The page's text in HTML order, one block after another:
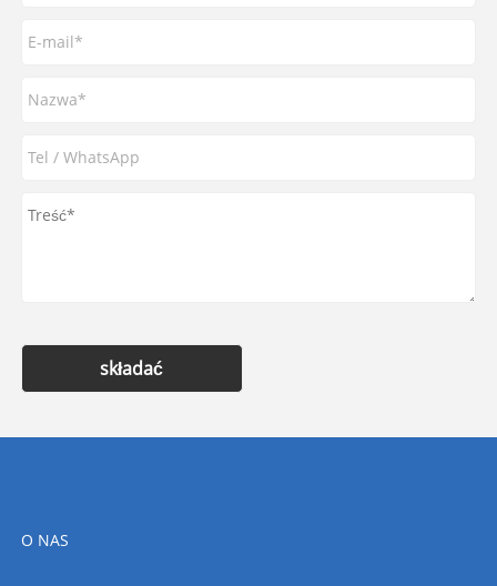
składać
O NAS